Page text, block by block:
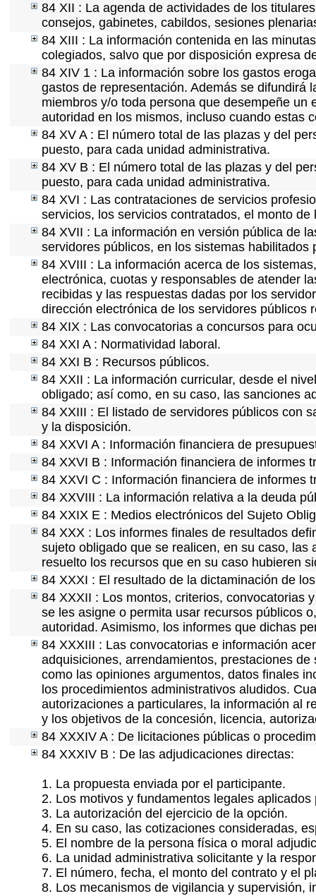
84 XII : La agenda de actividades de los
consejos, gabinetes, cabildos, sesiones
84 XIII : La información contenida en las
colegiados, salvo que por disposición expresa
84 XIV 1 : La información sobre los gastos
gastos de representación. Además se difundirá
miembros y/o toda persona que desempeñe
autoridad en los mismos, incluso cuando estas
84 XV A : El número total de las plazas y del
puesto, para cada unidad administrativa.
84 XV B : El número total de las plazas y del
puesto, para cada unidad administrativa.
84 XVI : Las contrataciones de servicios
servicios, los servicios contratados, el monto
84 XVII : La información en versión pública de
servidores públicos, en los sistemas
84 XVIII : La información acerca de los
electrónica, cuotas y responsables de atender
recibidas y las respuestas dadas por los
dirección electrónica de los servidores públicos
84 XIX : Las convocatorias a concursos para
84 XXI A : Normatividad laboral.
84 XXI B : Recursos públicos.
84 XXII : La información curricular, desde el
obligado; así como, en su caso, las sanciones
84 XXIII : El listado de servidores públicos con
y la disposición.
84 XXVI A : Información financiera de
84 XXVI B : Información financiera de informes
84 XXVI C : Información financiera de informes
84 XXVIII : La información relativa a la deuda
84 XXIX E : Medios electrónicos del Sujeto
84 XXX : Los informes finales de resultados
sujeto obligado que se realicen, en su caso,
resuelto los recursos que en su caso hubieren
84 XXXI : El resultado de la dictaminación de
84 XXXII : Los montos, criterios, convocatorias
se les asigne o permita usar recursos públicos
autoridad. Asimismo, los informes que dichas
84 XXXIII : Las convocatorias e información
adquisiciones, arrendamientos, prestaciones
como las opiniones argumentos, datos finales
los procedimientos administrativos aludidos.
autorizaciones a particulares, la información al
y los objetivos de la concesión, licencia,
84 XXXIV A : De licitaciones públicas o
84 XXXIV B : De las adjudicaciones directas:
1. La propuesta enviada por el participante.
2. Los motivos y fundamentos legales
3. La autorización del ejercicio de la opción.
4. En su caso, las cotizaciones consideradas,
5. El nombre de la persona física o moral
6. La unidad administrativa solicitante y la
7. El número, fecha, el monto del contrato y el
8. Los mecanismos de vigilancia y supervisión,